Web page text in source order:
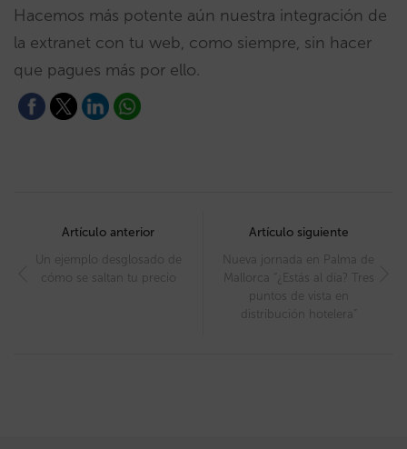
Hacemos más potente aún nuestra integración de
la extranet con tu web, como siempre, sin hacer
que pagues más por ello.
navigation
Artículo anterior
Un ejemplo desglosado de
cómo se saltan tu precio
Artículo siguiente
Nueva jornada en Palma de
Mallorca “¿Estás al día? Tres
puntos de vista en
distribución hotelera”